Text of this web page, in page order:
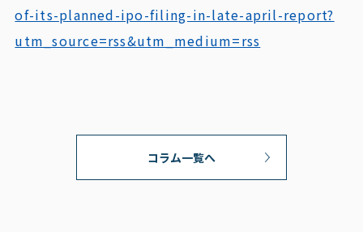
of-its-planned-ipo-filing-in-late-april-report?
utm_source=rss&utm_medium=rss
コラム一覧へ